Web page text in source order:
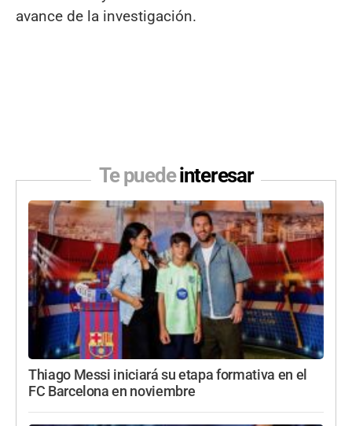
avance de la investigación.
Te puedeinteresar
Thiago Messi iniciará su etapa formativa en el
FC Barcelona en noviembre